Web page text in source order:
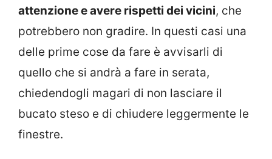
attenzione e avere rispetti dei vicini, che
potrebbero non gradire. In questi casi una
delle prime cose da fare è avvisarli di
quello che si andrà a fare in serata,
chiedendogli magari di non lasciare il
bucato steso e di chiudere leggermente le
finestre.